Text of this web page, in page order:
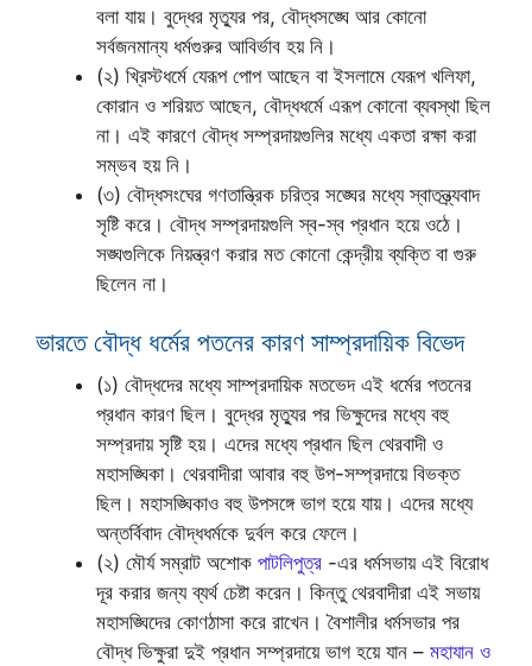
বলা যায়। বুদ্ধের মৃত্যুর পর, বৌদ্ধসঙ্ঘে আর কোনো
সর্বজনমান্য ধর্মগুরুর আবির্ভাব হয় নি।
(২) খ্রিস্টধর্মে যেরূপ পোপ আছেন বা ইসলামে যেরূপ খলিফা,
কোরান ও শরিয়ত আছেন, বৌদ্ধধর্মে এরূপ কোনো ব্যবস্থা ছিল
না। এই কারণে বৌদ্ধ সম্প্রদায়গুলির মধ্যে একতা রক্ষা করা
সম্ভব হয় নি।
(৩) বৌদ্ধসংঘের গণতান্ত্রিক চরিত্র সঙ্ঘের মধ্যে স্বাতন্ত্র্যবাদ
সৃষ্টি করে। বৌদ্ধ সম্প্রদায়গুলি স্ব-স্ব প্রধান হয়ে ওঠে।
সঙ্ঘগুলিকে নিয়ন্ত্রণ করার মত কোনো কেন্দ্রীয় ব্যক্তি বা গুরু
ছিলেন না।
ভারতে বৌদ্ধ ধর্মের পতনের কারণ সাম্প্রদায়িক বিভেদ
(১) বৌদ্ধদের মধ্যে সাম্প্রদায়িক মতভেদ এই ধর্মের পতনের
প্রধান কারণ ছিল। বুদ্ধের মৃত্যুর পর ভিক্ষুদের মধ্যে বহু
সম্প্রদায় সৃষ্টি হয়। এদের মধ্যে প্রধান ছিল থেরবাদী ও
মহাসঙ্ঘিকা। থেরবাদীরা আবার বহু উপ-সম্প্রদায়ে বিভক্ত
ছিল। মহাসঙ্ঘিকাও বহু উপসঙ্গে ভাগ হয়ে যায়। এদের মধ্যে
অন্তর্বিবাদ বৌদ্ধধর্মকে দুর্বল করে ফেলে।
(২) মৌর্য সম্রাট অশোক পাটলিপুত্র -এর ধর্মসভায় এই বিরোধ
দূর করার জন্য ব্যর্থ চেষ্টা করেন। কিন্তু থেরবাদীরা এই সভায়
মহাসঙ্ঘিদের কোণঠাসা করে রাখেন। বৈশালীর ধর্মসভার পর
বৌদ্ধ ভিক্ষুরা দুই প্রধান সম্প্রদায়ে ভাগ হয়ে যান – মহাযান ও